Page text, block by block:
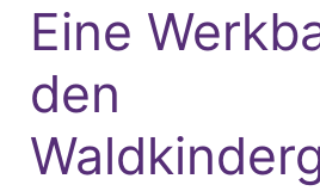
Eine
den
für
den
Waldkindergarten
Kinder